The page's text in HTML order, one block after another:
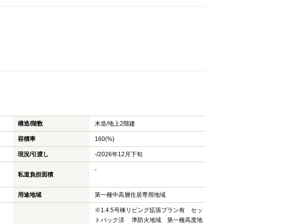
構造/階数 木造/地上2階建
容積率 160(%)
現況/引渡し -/2026年12月下旬
私道負担面積
-
用途地域 第一種中高層住居専用地域
※1.4.5号棟リビング拡張プラン有 セッ
トバック済 準防火地域 第一種高度地